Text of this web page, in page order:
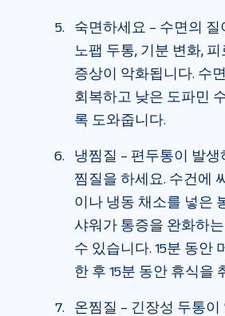
숙면하세요 – 수면의 질
노팹 두통, 기분 변화,
증상이 악화됩니다. 수
회복하고 낮은 도파민
록 도와줍니다.
냉찜질 – 편두통이 발생
찜질을 하세요. 수건에
이나 냉동 채소를 넣은
샤워가 통증을 완화하
수 있습니다. 15분 동안
한 후 15분 동안 휴식을
온찜질 – 긴장성 두통이